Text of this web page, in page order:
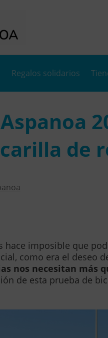
Regalos solidarios
Aspanoa
de
hace imposible que
como era el deseo
nos necesitan más
de esta prueba de